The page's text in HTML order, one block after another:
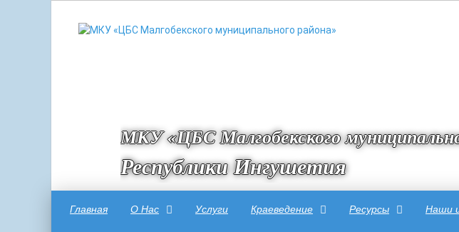
МКУ «ЦБС Малгобекского
Республики Ингушетия
Главная О Нас Услуги Краеведение Ресурсы Наши